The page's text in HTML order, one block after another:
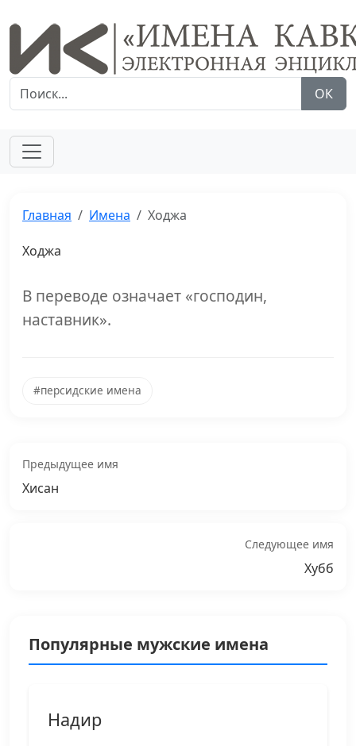
ОК
Главная Имена Ходжа
Ходжа
В переводе означает «господин,
наставник».
#персидские имена
Предыдущее имя
Хисан
Следующее имя
Хубб
Популярные мужские имена
Надир